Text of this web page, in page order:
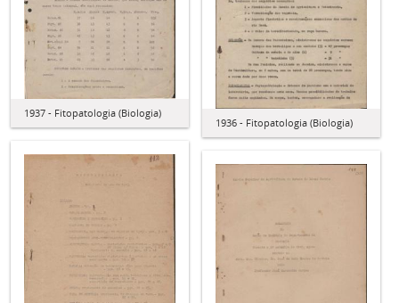
1936 - Fitopatologia (Biologia)
1937 - Fitopatologia (Biologia)